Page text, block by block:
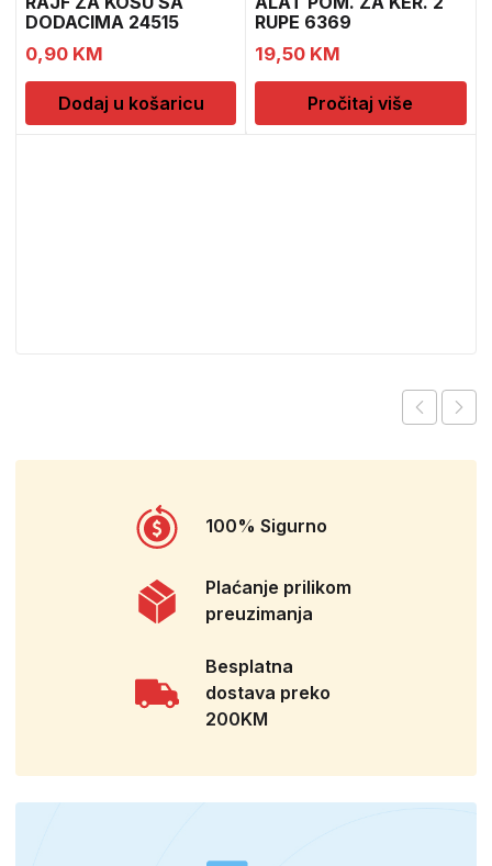
DODACIMA 24515
CH52451
0,90 KM
Dodaj u košaricu
RUPE 6369
19,50 KM
Pročitaj više
100% Sigurno
Plaćanje prilikom
preuzimanja
Besplatna
dostava preko
200KM